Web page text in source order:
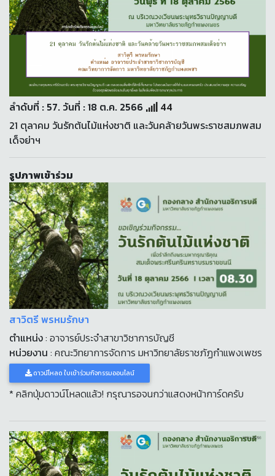
ลำดับที่ : 57. วันที่ : 18 ต.ค. 2566
44
21 ตุลาคม วันรักต้นไม้แห่งชาติ และวันคล้ายวันพระราชสมภพสม
เด็จย่าฯ
รูปภาพเข้าร่วม
สาวิตรี พรหมรักษา
ตำแหน่ง: อาจารย์ประจำสาขาวิชาการบัญชี
หน่วยงาน : คณะวิทยาการจัดการ มหาวิทยาลัยราชภัฏกำแพงเพชร
ดาวน์โหลด ใบเข้าร่วมกิจกรรมออนไลน์
* คลิกปุ่มดาวน์โหลดแล้ว! กรุณารอจนกว่าแสดงหน้าการ์ดครับ